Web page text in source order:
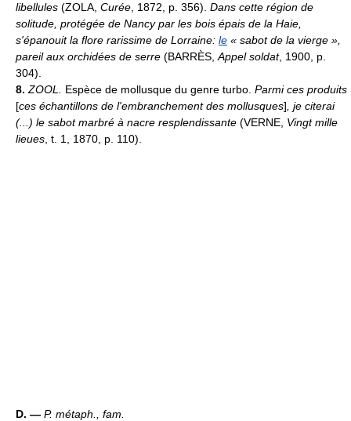
libellules (ZOLA, Curée , 1872, p. 356). Dans cette région de
solitude, protégée de Nancy par les bois épais de la Haie,
s'épanouit la flore rarissime de Lorraine: le « sabot de la vierge »,
pareil aux orchidées de serre (BARRÈS, Appel soldat, 1900, p.
304).
8. ZOOL. Espèce de mollusque du genre turbo. Parmi ces produits
[ces échantillons de l'embranchement des mollusques] , je citerai
(...) le sabot marbré à nacre resplendissante (VERNE, Vingt mille
lieues , t. 1, 1870, p. 110).
D. — P. métaph., fam.